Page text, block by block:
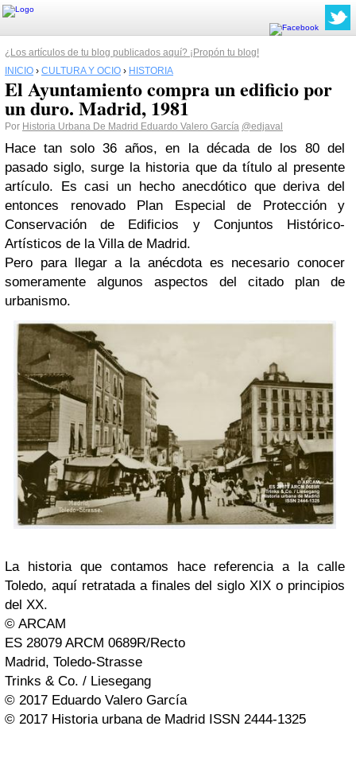
¿Los artículos de tu blog publicados aquí? ¡Propón tu blog!
INICIO › CULTURA Y OCIO › HISTORIA
El Ayuntamiento compra un edificio por
un duro. Madrid, 1981
Por Historia Urbana De Madrid Eduardo Valero García @edjaval
Hace tan solo 36 años, en la década de los 80 del
pasado siglo, surge la historia que da título al presente
artículo. Es casi un hecho anecdótico que deriva del
entonces renovado Plan Especial de Protección y
Conservación de Edificios y Conjuntos Histórico-
Artísticos de la Villa de Madrid.
Pero para llegar a la anécdota es necesario conocer
someramente algunos aspectos del citado plan de
urbanismo.
La historia que contamos hace referencia a la calle
Toledo, aquí retratada a finales del siglo XIX o principios
del XX.
© ARCAM
ES 28079 ARCM 0689R/Recto
Madrid, Toledo-Strasse
Trinks & Co. / Liesegang
© 2017 Eduardo Valero García
© 2017 Historia urbana de Madrid ISSN 2444-1325